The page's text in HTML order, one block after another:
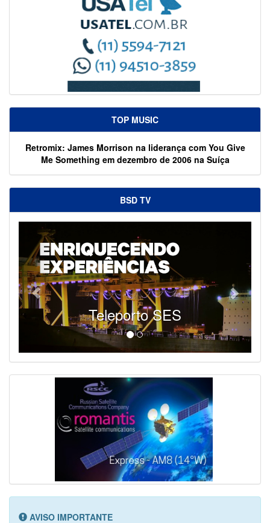
TOP MUSIC
Retromix: James Morrison na liderança com You Give
Me Something em dezembro de 2006 na Suíça
BSD TV
Teleporto SES
AVISO IMPORTANTE